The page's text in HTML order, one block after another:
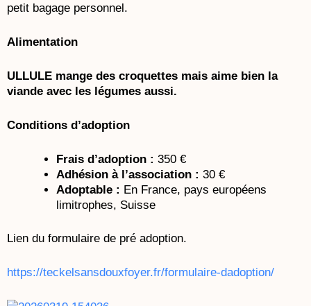
petit bagage personnel.
Alimentation
ULLULE mange des croquettes mais aime bien la
viande avec les légumes aussi.
Conditions d’adoption
Frais d’adoption : 350 €
Adhésion à l’association : 30 €
Adoptable : En France, pays européens
limitrophes, Suisse
Lien du formulaire de pré adoption.
https://teckelsansdouxfoyer.fr/formulaire-dadoption/